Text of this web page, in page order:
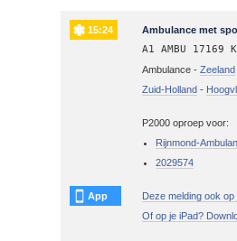
15:24 Ambulance met
A1 AMBU
Ambulance -Zeeland
Zuid-Holland -
P2000 oproep voor:
Rijnmond-
2029574
App
Deze melding ook op
Of op je iPad?